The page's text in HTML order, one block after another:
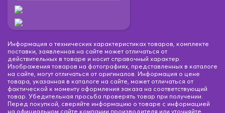
Информация о технических характеристиках товаров, комплекте
поставки, заявленная на сайте может отличаться от
действительных в товаре и носит справочный характер.
Изображения товаров на фотографиях, представленных в каталоге
на сайте, могут отличаться от оригиналов. Информация о цене
товара, указанная в каталоге на сайте, может отличаться от
фактической к моменту оформления заказа на соответствующий
товар. Убедительная просьба проверять товар при получении.
Перед покупкой, сверяйте информацию о товаре с информацией
на официальном сайте компании производителя или уточняйте